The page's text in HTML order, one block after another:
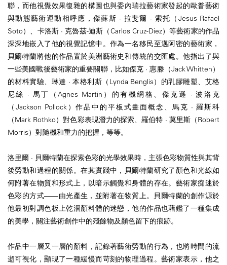
聯，而他視覺效果復雜的構圖也與委內瑞拉藝術家發起的歐普藝術
與動態藝術運動相呼應，傑蘇斯 · 拉斐爾 · 索托（Jesus Rafael
Soto）、卡洛斯 · 克魯茲-迪斯（Carlos Cruz-Diez）等藝術家的作品
深深地嵌入了他的視覺記憶中。作為一名移民至邁阿密的藝術家，
貝爾特蘭將他的作品置於美洲藝術史和傳統的交匯處。他指出了與
一些美國戰後藝術家的重要關聯，比如傑克 · 惠滕（Jack Whitten）
的材料實驗、琳達 · 本格利斯（Lynda Benglis）的乳膠雕塑、艾格
尼絲 · 馬丁（Agnes Martin）的有機網格、傑克遜 · 波洛克
（Jackson Pollock）作品中的平板式畫面概念、馬克 · 羅斯科
（Mark Rothko）對色彩表現潛力的探索、羅伯特 · 莫里斯（Robert
Morris）對隨機和重力的把握，等等。
洛里爾 · 貝爾特蘭在探索色彩的光學效果時，主張色彩物質性與其背
後勞動和過程的關係。在其實踐中，貝爾特蘭研究了顏色和光線如
何附著在物質和形式上，以暗示觸覺和身體的存在。藝術家痴迷於
色彩的方式——由光產生，並附著在物質上。貝爾特蘭的創作源於
他最初對調色板上乾涸顏料體的迷戀，他的作品也藉鑑了一種集成
的美學，關注藝術創作中的殘餘物及顏色留下的痕跡。
作品中一層又一層的顏料，記錄著藝術勞動的行為，也將時間的流
逝可視化，顯現了一種緩慢而苛刻的物理過程。藝術家表示，他之